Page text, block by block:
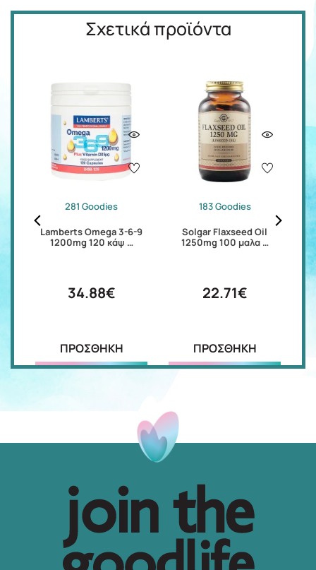
Σχετικά προϊόντα
281 Goodies
Lamberts Omega 3-6-9
1200mg 120 κάψ …
34.88€
ΠΡΟΣΘΗΚΗ
183 Goodies
Solgar Flaxseed Oil
1250mg 100 μαλα …
22.71€
ΠΡΟΣΘΗΚΗ